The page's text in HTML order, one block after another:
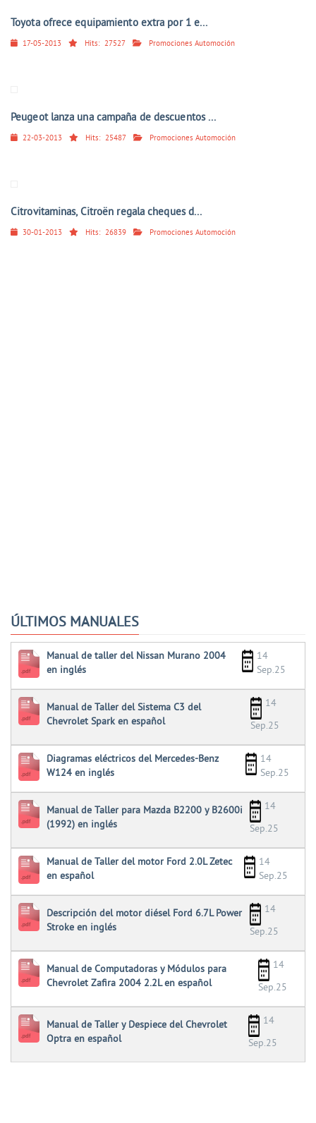
Toyota ofrece equipamiento extra por 1 e...
17-05-2013 Hits: 27527 Promociones Automoción
Peugeot lanza una campaña de descuentos ...
22-03-2013 Hits: 25487 Promociones Automoción
Citrovitaminas, Citroën regala cheques d...
30-01-2013 Hits: 26839 Promociones Automoción
ÚLTIMOS MANUALES
Manual de taller del Nissan Murano 2004
en inglés
14
Sep.25
Manual de Taller del Sistema C3 del
Chevrolet Spark en español
14
Sep.25
Diagramas eléctricos del Mercedes-Benz
W124 en inglés
14
Sep.25
Manual de Taller para Mazda B2200 y B2600i
(1992) en inglés
14
Sep.25
Manual de Taller del motor Ford 2.0L Zetec
en español
14
Sep.25
Descripción del motor diésel Ford 6.7L Power
Stroke en inglés
14
Sep.25
Manual de Computadoras y Módulos para
Chevrolet Zafira 2004 2.2L en español
14
Sep.25
Manual de Taller y Despiece del Chevrolet
Optra en español
14
Sep.25